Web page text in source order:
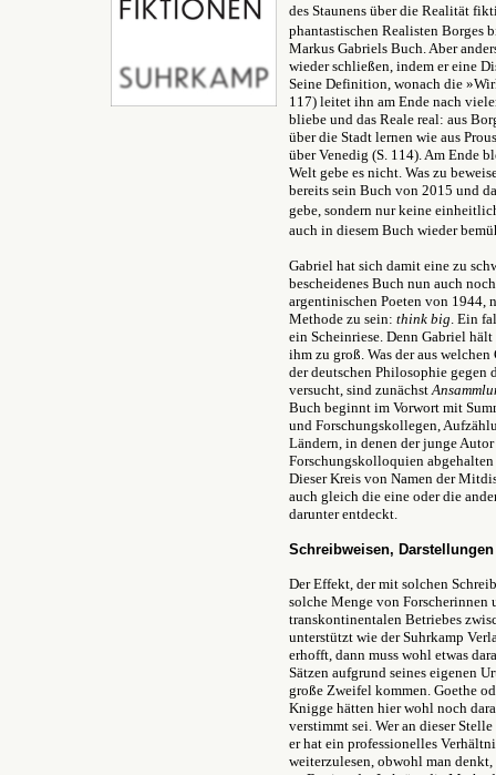
des Staunens über die Realität
phantastischen Realisten Borges
Markus Gabriels Buch. Aber
wieder schließen, indem er eine
Seine Definition, wonach die »
117) leitet ihn am Ende nach
bliebe und das Reale real: aus
über die Stadt lernen wie aus
über Venedig (S. 114). Am Ende
Welt gebe es nicht. Was zu
bereits sein Buch von 2015 und
gebe, sondern nur keine
auch in diesem Buch wieder
Gabriel hat sich damit eine zu
bescheidenes Buch nun auch
argentinischen Poeten von 1944,
Methode zu sein: think big. Ein
ein Scheinriese. Denn Gabriel
ihm zu groß. Was der aus
der deutschen Philosophie gegen
versucht, sind zunächst
Buch beginnt im Vorwort mit
und Forschungskollegen,
Ländern, in denen der junge
Forschungskolloquien
Dieser Kreis von Namen der
auch gleich die eine oder die
darunter entdeckt.
Schreibweisen,
Der Effekt, der mit solchen
solche Menge von Forscherinnen
transkontinentalen Betriebes
unterstützt wie der Suhrkamp
erhofft, dann muss wohl etwas
Sätzen aufgrund seines eigenen
große Zweifel kommen. Goethe
Knigge hätten hier wohl noch
verstimmt sei. Wer an dieser
er hat ein professionelles
weiterzulesen, obwohl man